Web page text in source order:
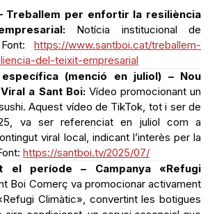
Font:
https://www.santboi.cat/treballem-
del-teixit-empresarial
(menció en juliol) – Nou
a Sant Boi:Vídeo promocionant un
Aquest vídeo de TikTok, tot i ser de
va ser referenciat en juliol com a
viral local, indicant l’interès per la
https://santboi.tv/2025/07/
el període – Campanya «Refugi
Boi Comerç va promocionar activament
Climàtic», convertint les botigues
aire condicionat, un servei essencial que
amb confort sigui un dret, no un luxe.